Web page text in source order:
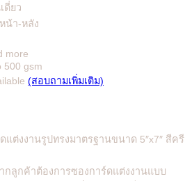
ดี่ยว
น้า-หลัง
more
500 gsm
(สอบถามเพิ่มเติม)
แต่งงานรูปทรงมาตรฐานขนาด 5″x7″ สีค
กลูกค้าต้องการซองการ์ดแต่งงานแบบ